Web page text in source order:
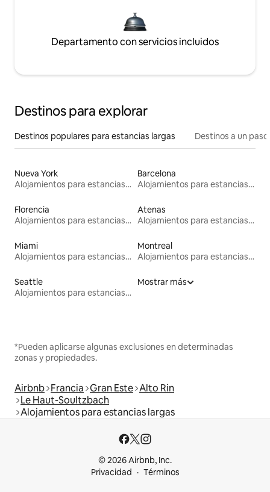
Departamento con servicios incluidos
Destinos para explorar
Destinos populares para estancias largas Destinos a un
Nueva York
Alojamientos para estancias largas
Barcelona
Alojamientos para estancias largas
Florencia
Alojamientos para estancias largas
Atenas
Alojamientos para estancias largas
Miami
Alojamientos para estancias largas
Montreal
Alojamientos para estancias largas
Seattle
Alojamientos para estancias largas
Mostrar más
*Pueden aplicarse algunas exclusiones en determinadas
zonas y propiedades.
Airbnb Francia Gran Este Alto Rin
Le Haut-Soultzbach
Alojamientos para estancias largas
© 2026 Airbnb, Inc.
Privacidad
Términos